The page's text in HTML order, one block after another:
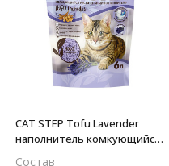
CAT STEP Tofu Lavender
наполнитель комкующийся
Состав